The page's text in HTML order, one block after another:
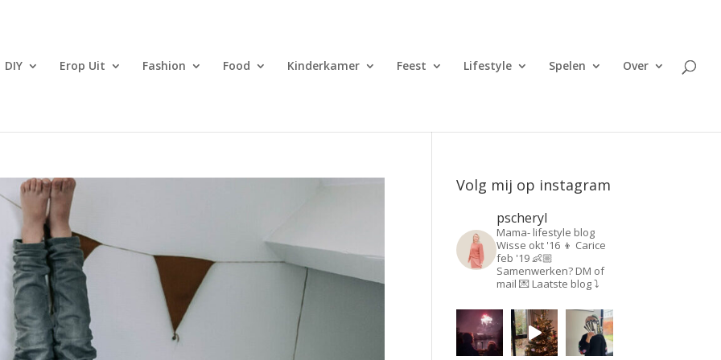
DIY Erop Uit Fashion Food Kinderkamer Feest Lifestyle Spelen Over
Volg mij op instagram
pscheryl
Mama- lifestyle blog
Wisse okt '16 👦 Carice
feb '19 👶🏼
Samenwerken? DM of
mail 💌 Laatste blog ⤵️